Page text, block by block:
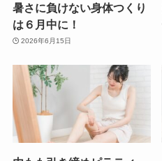
暑さに負けない身体つくり
は６月中に！
2026年6月15日